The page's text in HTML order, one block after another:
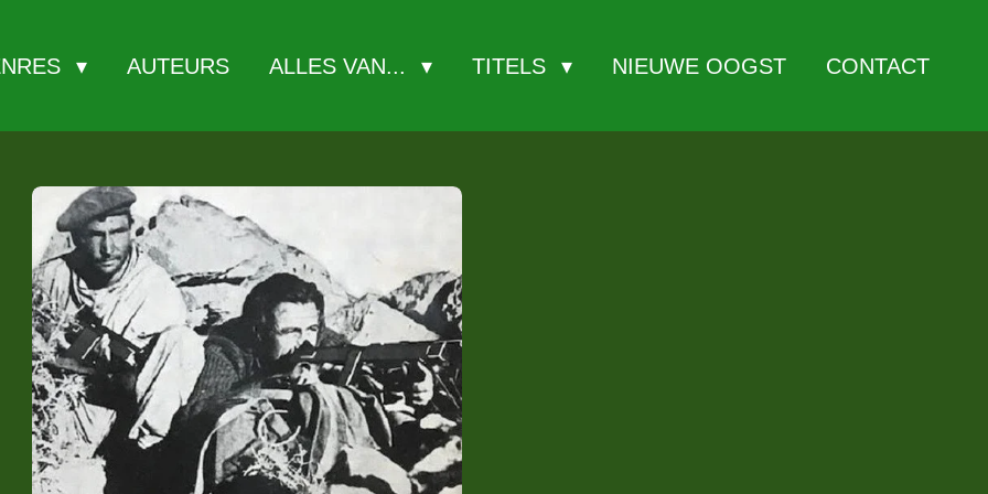
AUTEURS ALLES VAN... TITELS NIEUWE OOGST CONTACT